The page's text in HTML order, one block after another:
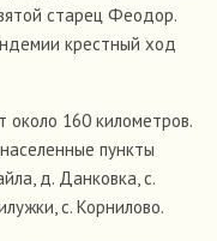
старец Феодор.
крестный ход
около 160 километров.
пункты
д. Данковка, с.
с. Корнилово.